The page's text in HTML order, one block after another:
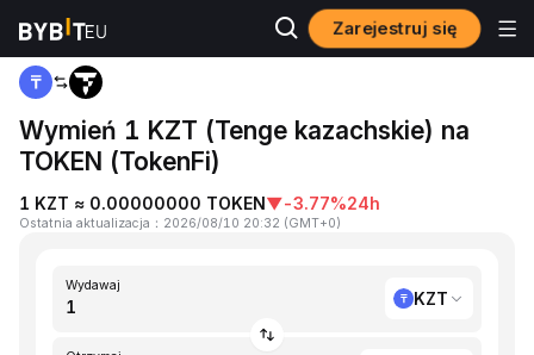
Zarejestruj się
Strona główna
Wymień 1 KZT (Tenge kazachskie) na
TOKEN (TokenFi)
1 KZT ≈ 0.00000000 TOKEN▼-3.77%24h
Ostatnia aktualizacja ： 2026/08/10 20:32 (GMT+0)
Wydawaj
KZT